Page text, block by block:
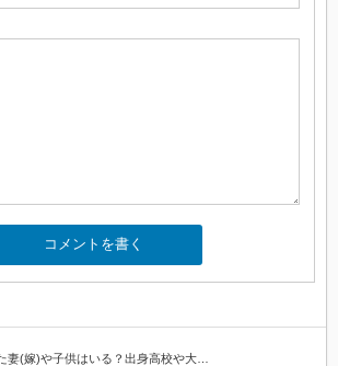
妻(嫁)や子供はいる？出身高校や大…